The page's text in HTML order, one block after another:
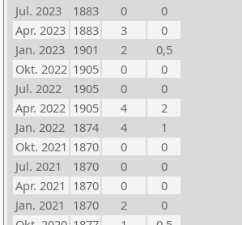
Jul. 2023
1883 0
0
Apr. 2023 1883 3
0
Jan. 2023 1901 2
0,5
Okt. 2022 1905 0
0
Jul. 2022
1905 0
0
Apr. 2022 1905 4
2
Jan. 2022 1874 4
1
Okt. 2021 1870 0
0
Jul. 2021
1870 0
0
Apr. 2021 1870 0
0
Jan. 2021
1870 2
0